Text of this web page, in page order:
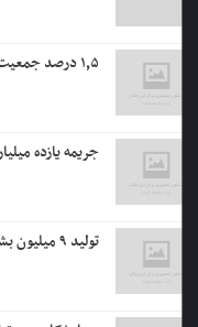
۱٫۵ درصد جمعیت استان بوشهر مبتلا به اعتیاد
جریمه یازده
تولید ٩ میلیون بشکه میعانات گازی در پالایشگاه چهارم پارس جنوبی